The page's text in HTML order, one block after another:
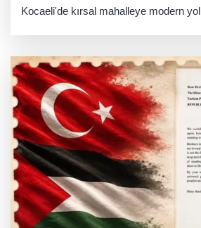
Kocaeli'de kırsal mahalleye modern yol